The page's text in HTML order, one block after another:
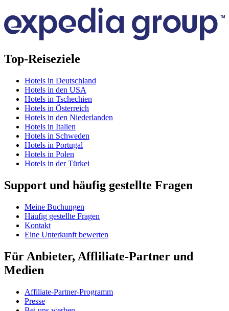
Top-Reiseziele
Hotels in Deutschland
Hotels in den USA
Hotels in Tschechien
Hotels in Österreich
Hotels in den Niederlanden
Hotels in Italien
Hotels in Schweden
Hotels in Portugal
Hotels in Polen
Hotels in der Türkei
Support und häufig gestellte Fragen
Meine Buchungen
Häufig gestellte Fragen
Kontakt
Eine Unterkunft bewerten
Für Anbieter, Affliliate-Partner und
Medien
Affiliate-Partner-Programm
Presse